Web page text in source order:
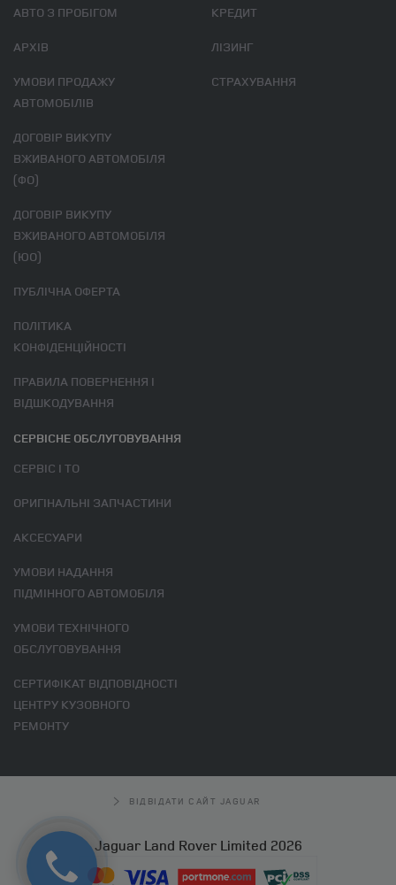
АВТО З ПРОБІГОМ
АРХІВ
УМОВИ ПРОДАЖУ
АВТОМОБІЛІВ
ДОГОВІР ВИКУПУ
ВЖИВАНОГО АВТОМОБІЛЯ
(ФО)
ДОГОВІР ВИКУПУ
ВЖИВАНОГО АВТОМОБІЛЯ
(ЮО)
ПУБЛІЧНА ОФЕРТА
ПОЛІТИКА
КОНФІДЕНЦІЙНОСТІ
ПРАВИЛА ПОВЕРНЕННЯ І
ВІДШКОДУВАННЯ
КРЕДИТ
ЛІЗИНГ
СТРАХУВАННЯ
СЕРВІСНЕ ОБСЛУГОВУВАННЯ
СЕРВІС І ТО
ОРИГІНАЛЬНІ ЗАПЧАСТИНИ
АКСЕСУАРИ
УМОВИ НАДАННЯ
ПІДМІННОГО АВТОМОБІЛЯ
УМОВИ ТЕХНІЧНОГО
ОБСЛУГОВУВАННЯ
СЕРТИФІКАТ ВІДПОВІДНОСТІ
ЦЕНТРУ КУЗОВНОГО
РЕМОНТУ
ВІДВІДАТИ САЙТ JAGUAR
Jaguar Land Rover Limited 2026